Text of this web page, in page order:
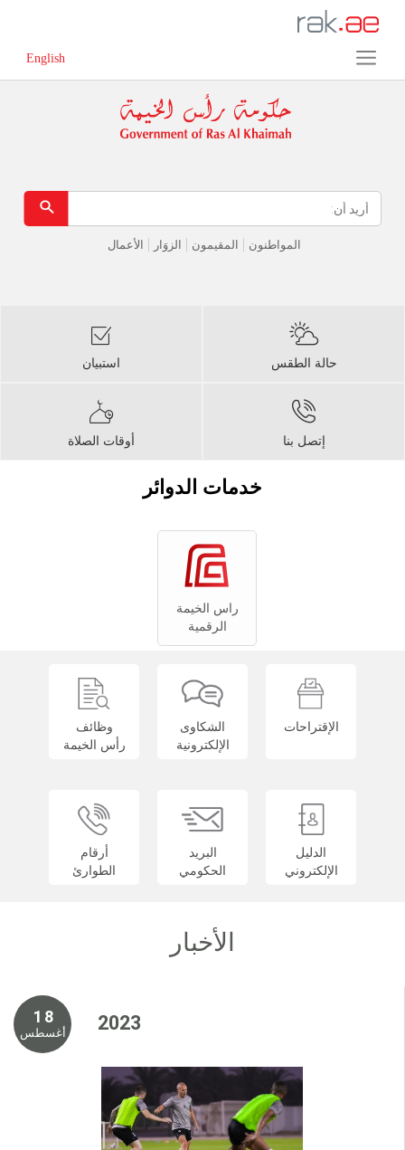
English
المواطنون المقيمون الزوَار الأعمال
استبيان حالة الطقس
أوقات الصلاة إتصل بنا
خدمات الدوائر
راس الخيمة
الرقمية
الإقتراحات
الشكاوى
الإلكترونية
وظائف
رأس الخيمة
الدليل
الإلكتروني
البريد
الحكومي
أرقام
الطوارئ
الأخبار
1 8
أغسطس 2 0 2 3